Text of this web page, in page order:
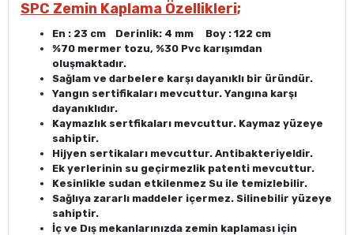
SPC Zemin Kaplama Özellikleri;
En : 23 cm Derinlik: 4 mm Boy : 122 cm
%70 mermer tozu, %30 Pvc karışımdan
oluşmaktadır.
Sağlam ve darbelere karşı dayanıklı bir üründür.
Yangın sertifikaları mevcuttur. Yangına karşı
dayanıklıdır.
Kaymazlık sertfikaları mevcuttur. Kaymaz yüzeye
sahiptir.
Hijyen sertikaları mevcuttur. Antibakteriyeldir.
Ek yerlerinin su geçirmezlik patenti mevcuttur.
Kesinlikle sudan etkilenmez Su ile temizlebilir.
Sağlıya zararlı maddeler içermez. Silinebilir yüzeye
sahiptir.
İç ve Dış mekanlarınızda zemin kaplaması için